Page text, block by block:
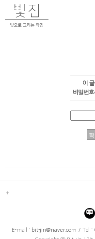
이
비밀번
E-mail : bit-jin@naver.com / Tel :